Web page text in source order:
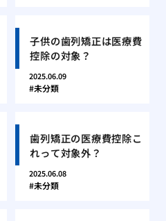
子供の歯列矯正は医療費
控除の対象？
2025.06.09
未分類
歯列矯正の医療費控除こ
れって対象外？
2025.06.08
未分類